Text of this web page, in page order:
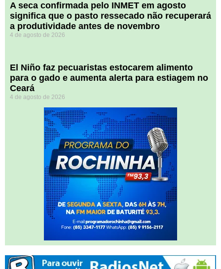
A seca confirmada pelo INMET em agosto
significa que o pasto ressecado não recuperará
a produtividade antes de novembro
4 de agosto de 2026
El Niño faz pecuaristas estocarem alimento
para o gado e aumenta alerta para estiagem no
Ceará
4 de agosto de 2026